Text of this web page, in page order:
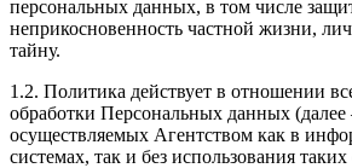
персональных данных, в том числе
неприкосновенность частной жизни,
тайну.
1.2. Политика действует в отношении
обработки Персональных данных
осуществляемых Агентством как в
системах, так и без использования таких